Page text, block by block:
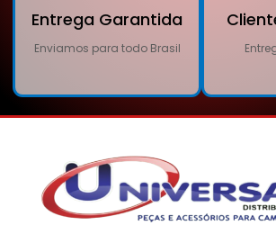
Entrega Garantida
Enviamos para todo Brasil